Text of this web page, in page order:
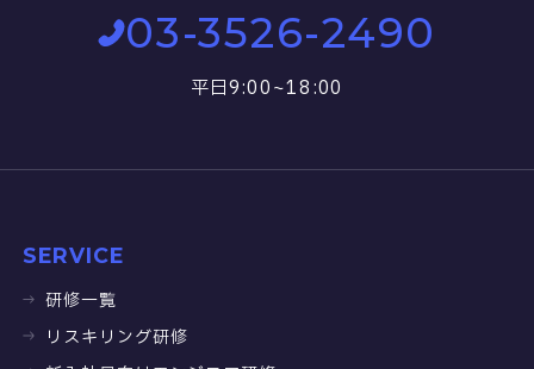
03-3526-2490
平日9:00~18:00
SERVICE
研修一覧
リスキリング研修